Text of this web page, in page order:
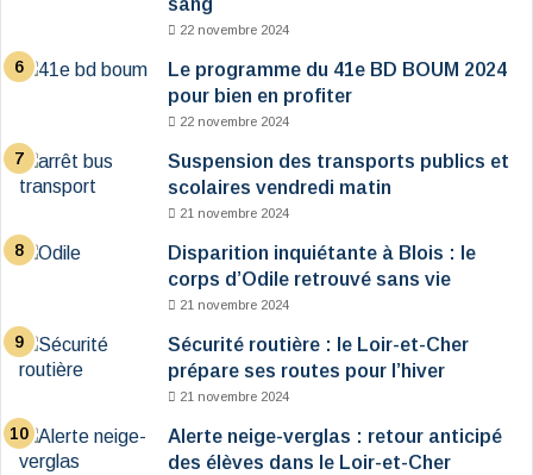
sang
22 novembre 2024
Le programme du 41e BD BOUM 2024
pour bien en profiter
22 novembre 2024
Suspension des transports publics et
scolaires vendredi matin
21 novembre 2024
Disparition inquiétante à Blois : le
corps d’Odile retrouvé sans vie
21 novembre 2024
Sécurité routière : le Loir-et-Cher
prépare ses routes pour l’hiver
21 novembre 2024
Alerte neige-verglas : retour anticipé
des élèves dans le Loir-et-Cher